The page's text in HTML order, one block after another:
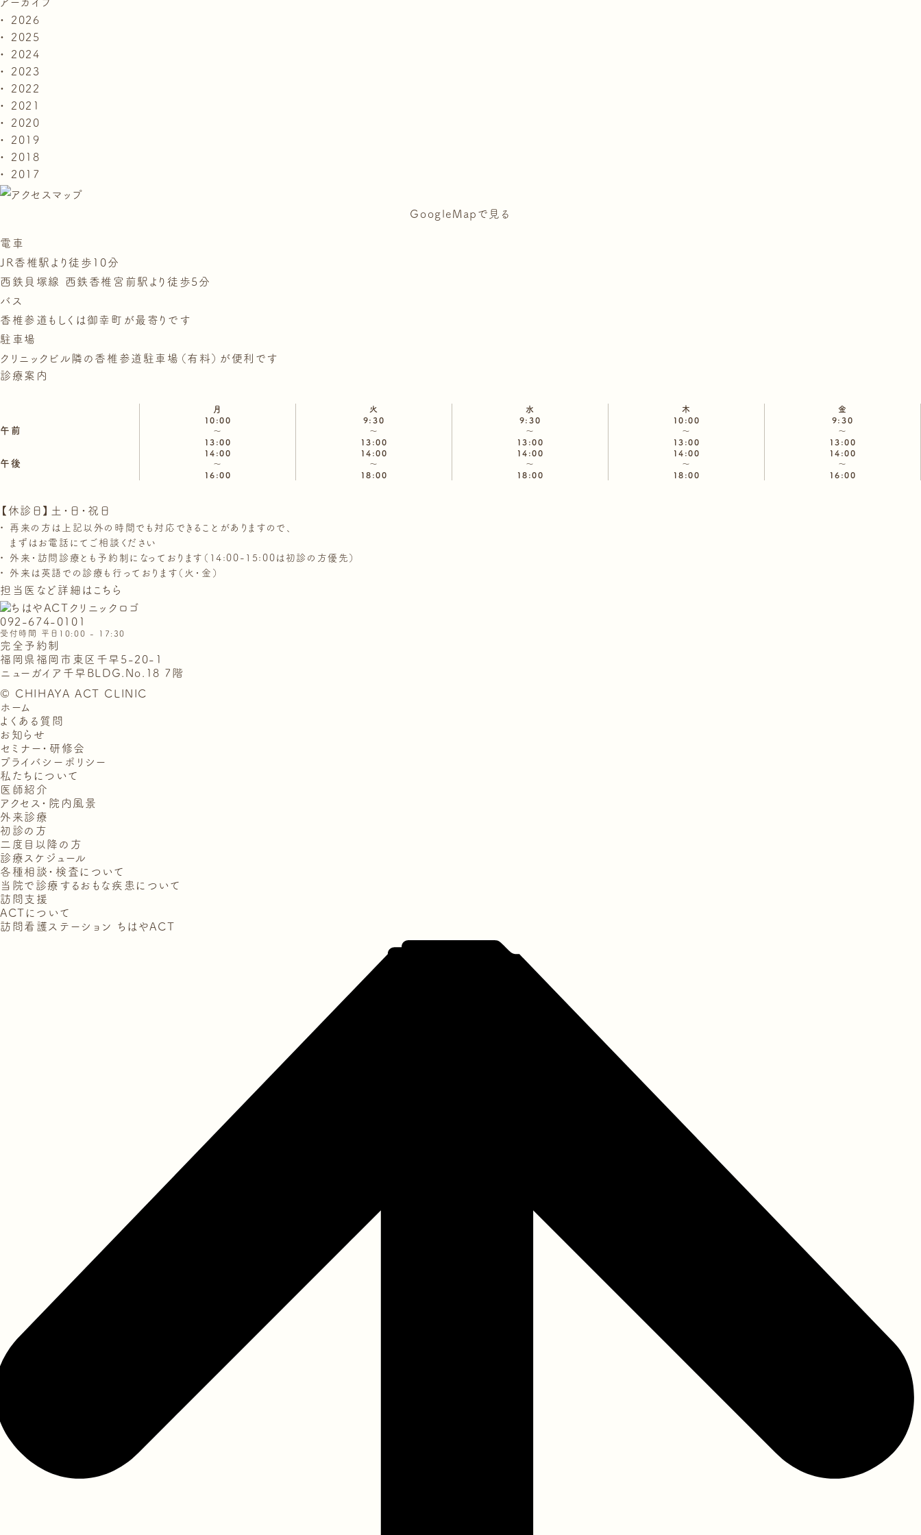
アーカイブ
2026
2025
2024
2023
2022
2021
2020
2019
2018
2017
GoogleMapで見る
電車
JR香椎駅より徒歩10分
西鉄貝塚線 西鉄香椎宮前駅より徒歩5分
バス
香椎参道もしくは御幸町が最寄りです
駐車場
クリニックビル隣の香椎参道駐車場（有料）が便利です
診療案内
月 火 水 木 金
午前
10:00
～
13:00
9:30
～
13:00
9:30
～
13:00
10:00
～
13:00
9:30
～
13:00
午後
14:00
～
16:00
14:00
～
18:00
14:00
～
18:00
14:00
～
18:00
14:00
～
16:00
【休診日】土・日・祝日
再来の方は上記以外の時間でも対応できることがありますので、
まずはお電話にてご相談ください
外来・訪問診療とも予約制になっております（14:00-15:00は初診の方優先）
外来は英語での診療も行っております（火・金）
担当医など詳細はこちら
092-674-0101
受付時間 平日10:00 - 17:30
完全予約制
福岡県福岡市東区千早5-20-1
ニューガイア千早BLDG.No.18 7階
© CHIHAYA ACT CLINIC
ホーム
よくある質問
お知らせ
セミナー・研修会
プライバシーポリシー
私たちについて
医師紹介
アクセス・院内風景
外来診療
初診の方
二度目以降の方
診療スケジュール
各種相談・検査について
当院で診療するおもな疾患について
訪問支援
ACTについて
訪問看護ステーション ちはやACT